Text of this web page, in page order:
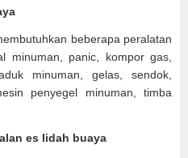
beberapa peralatan
minuman, panic, kompor gas,
minuman, gelas, sendok,
penyegel minuman, timba
es lidah buaya